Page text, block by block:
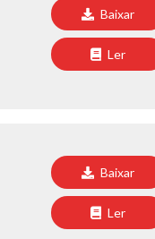
Baixar
Ler
Baixar
Ler